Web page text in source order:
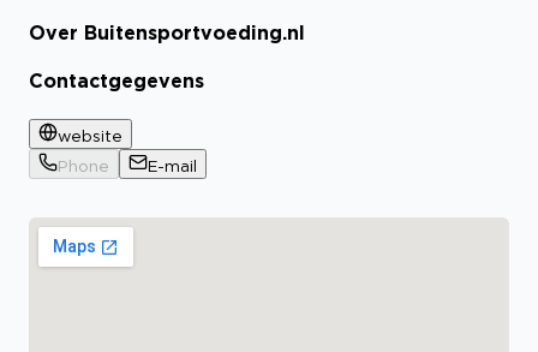
Over Buitensportvoeding.nl
Contactgegevens
website
Phone
E-mail